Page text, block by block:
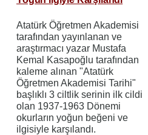
Atatürk Öğretmen Akademisi
tarafından yayınlanan ve
araştırmacı yazar Mustafa
Kemal Kasapoğlu tarafından
kaleme alınan "Atatürk
Öğretmen Akademisi Tarihi"
başlıklı 3 ciltlik serinin ilk cildi
olan 1937-1963 Dönemi
okurların yoğun beğeni ve
ilgisiyle karşılandı.